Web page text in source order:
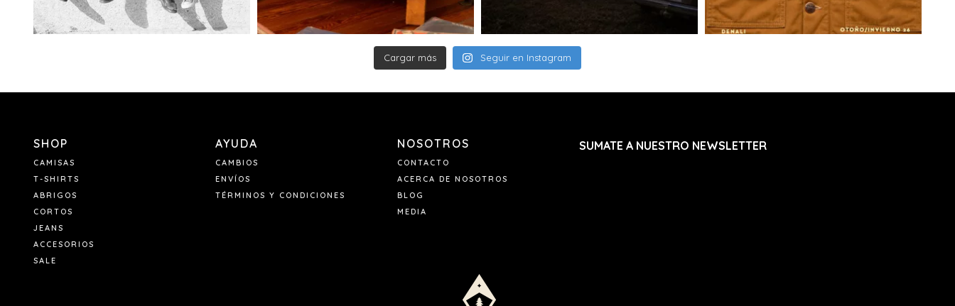
Cargar más Seguir en Instagram
SHOP
CAMISAS
T-SHIRTS
ABRIGOS
CORTOS
JEANS
ACCESORIOS
SALE
AYUDA
CAMBIOS
ENVÍOS
TÉRMINOS Y CONDICIONES
NOSOTROS
CONTACTO
ACERCA DE NOSOTROS
BLOG
MEDIA
SUMATE A NUESTRO NEWSLETTER